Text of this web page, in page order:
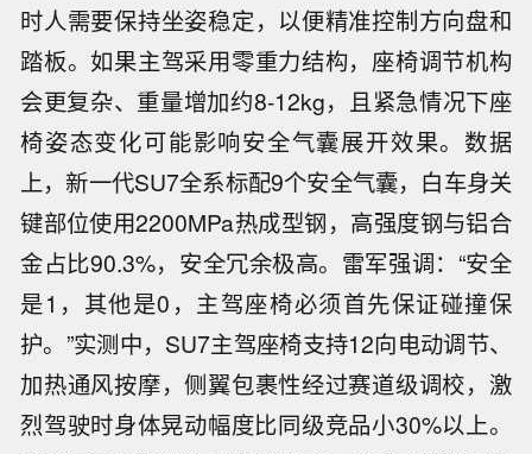
时人需要保持坐姿稳定，以便精准控制方向盘和
踏板。如果主驾采用零重力结构，座椅调节机构
会更复杂、重量增加约8-12kg，且紧急情况下座
椅姿态变化可能影响安全气囊展开效果。数据
上，新一代SU7全系标配9个安全气囊，白车身关
键部位使用2200MPa热成型钢，高强度钢与铝合
金占比90.3%，安全冗余极高。雷军强调：“安全
是1，其他是0，主驾座椅必须首先保证碰撞保
护。”实测中，SU7主驾座椅支持12向电动调节、
加热通风按摩，侧翼包裹性经过赛道级调校，激
烈驾驶时身体晃动幅度比同级竞品小30%以上。